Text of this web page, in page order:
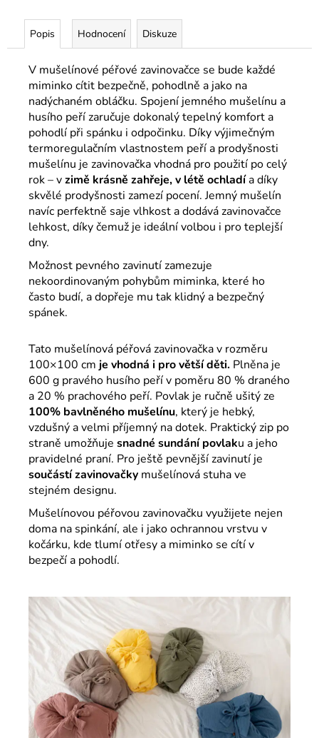
Popis Hodnocení Diskuze
V mušelínové péřové zavinovačce se bude každé
miminko cítit bezpečně, pohodlně a jako na
nadýchaném obláčku. Spojení jemného mušelínu a
husího peří zaručuje dokonalý tepelný komfort a
pohodlí při spánku i odpočinku. Díky výjimečným
termoregulačním vlastnostem peří a prodyšnosti
mušelínu je zavinovačka vhodná pro použití po celý
rok – vzimě krásně zahřeje, v létě ochladía díky
skvělé prodyšnosti zamezí pocení. Jemný mušelín
navíc perfektně saje vlhkost a dodává zavinovačce
lehkost, díky čemuž je ideální volbou i pro teplejší
dny.
Možnost pevného zavinutí zamezuje
nekoordinovaným pohybům miminka, které ho
často budí, a dopřeje mu tak klidný a bezpečný
spánek.
Tato mušelínová péřová zavinovačka v rozměru
100×100 cm je vhodná i pro větší děti. Plněna je
600 g pravého husího peří v poměru 80 % draného
a 20 % prachového peří. Povlak je ručně ušitý ze
100% bavlněného mušelínu, který je hebký,
vzdušný a velmi příjemný na dotek. Praktický zip po
straně umožňuje snadné sundání povlaku a jeho
pravidelné praní. Pro ještě pevnější zavinutí je
součástí zavinovačky mušelínová stuha ve
stejném designu.
Mušelínovou péřovou zavinovačku využijete nejen
doma na spinkání, ale i jako ochrannou vrstvu v
kočárku, kde tlumí otřesy a miminko se cítí v
bezpečí a pohodlí.